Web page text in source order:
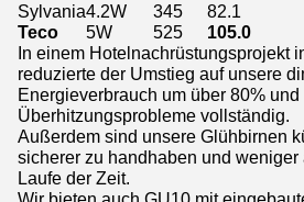
Sylvania4.2W 345 82.1
Teco
5W 525 105.0
In einem Hotelnachrüstungsprojekt
reduzierte der Umstieg auf unsere
Energieverbrauch um über 80%
Überhitzungsprobleme vollständig.
Außerdem sind unsere Glühbirnen
sicherer zu handhaben und
Laufe der Zeit.